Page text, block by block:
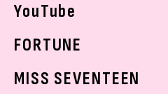
YouTube
FORTUNE
MISS SEVENTEEN